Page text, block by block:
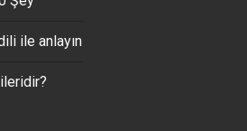
ile anlayın